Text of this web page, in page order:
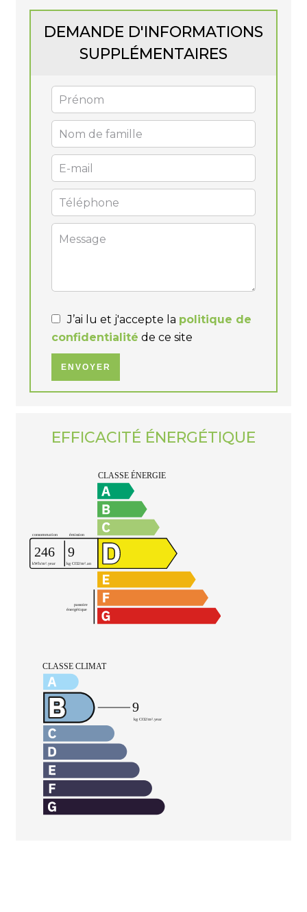
DEMANDE D'INFORMATIONS
SUPPLÉMENTAIRES
J’ai lu et j'accepte la politique de
confidentialité de ce site
ENVOYER
EFFICACITÉ ÉNERGÉTIQUE